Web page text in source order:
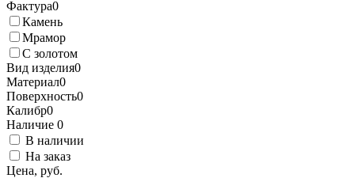
Фактура0
Камень
Мрамор
С золотом
Вид изделия0
Материал0
Поверхность0
Калибр0
Наличие 0
В наличии
На заказ
Цена, руб.